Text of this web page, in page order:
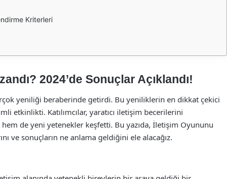
Kriterleri
2024’de Sonuçlar Açıklandı!
yeniliği beraberinde getirdi. Bu yeniliklerin en dikkat çekici
etkinlikti. Katılımcılar, yaratıcı iletişim becerilerini
de yeni yetenekler keşfetti. Bu yazıda, İletişim Oyununu
ve sonuçların ne anlama geldiğini ele alacağız.